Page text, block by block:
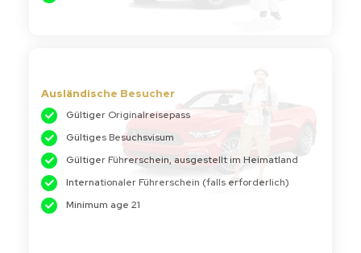
Ausländische Besucher
Gültiger Originalreisepass
Gültiges Besuchsvisum
Gültiger Führerschein, ausgestellt im Heimatland
Internationaler Führerschein (falls erforderlich)
Minimum age 21